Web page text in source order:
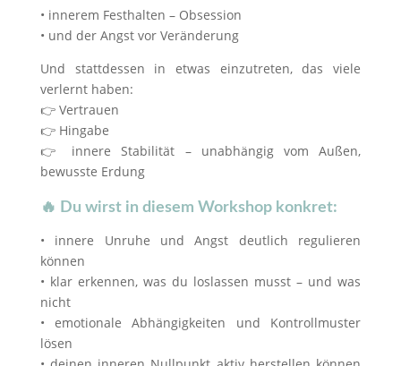
• innerem Festhalten – Obsession
• und der Angst vor Veränderung
Und stattdessen in etwas einzutreten, das viele
verlernt haben:
👉 Vertrauen
👉 Hingabe
👉 innere Stabilität – unabhängig vom Außen,
bewusste Erdung
🔥 Du wirst in diesem Workshop konkret:
• innere Unruhe und Angst deutlich regulieren
können
• klar erkennen, was du loslassen musst – und was
nicht
• emotionale Abhängigkeiten und Kontrollmuster
lösen